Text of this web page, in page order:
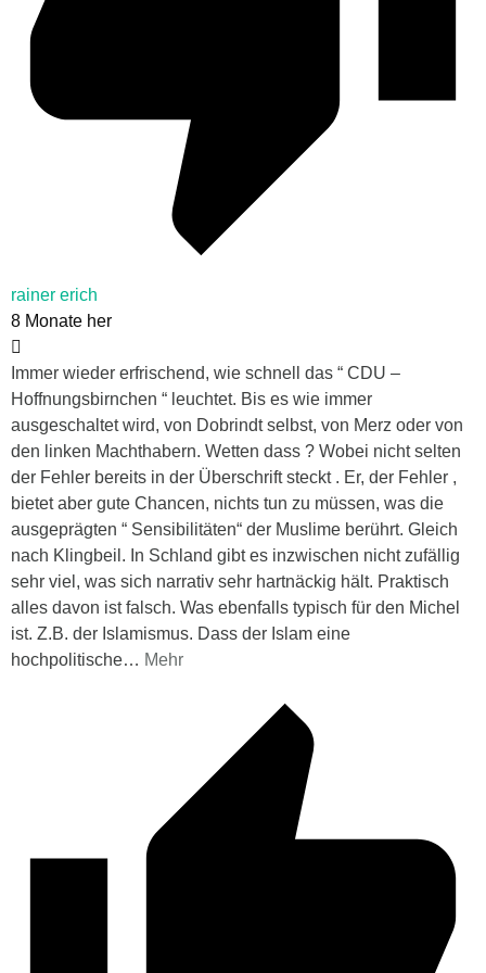
rainer erich
8 Monate her
Immer wieder erfrischend, wie schnell das “ CDU –
Hoffnungsbirnchen “ leuchtet. Bis es wie immer
ausgeschaltet wird, von Dobrindt selbst, von Merz oder von
den linken Machthabern. Wetten dass ? Wobei nicht selten
der Fehler bereits in der Überschrift steckt . Er, der Fehler ,
bietet aber gute Chancen, nichts tun zu müssen, was die
ausgeprägten “ Sensibilitäten“ der Muslime berührt. Gleich
nach Klingbeil. In Schland gibt es inzwischen nicht zufällig
sehr viel, was sich narrativ sehr hartnäckig hält. Praktisch
alles davon ist falsch. Was ebenfalls typisch für den Michel
ist. Z.B. der Islamismus. Dass der Islam eine
hochpolitische… Mehr